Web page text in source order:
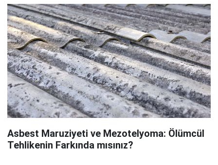
Asbest Maruziyeti ve Mezotelyoma: Ölümcül
Tehlikenin Farkında mısınız?